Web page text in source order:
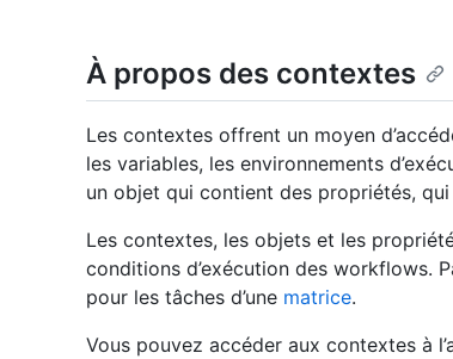
À propos des contextes
Les contextes offrent un moyen
les variables, les environnements
un objet qui contient des propriétés,
Les contextes, les objets et les
conditions d’exécution des workflows.
pour les tâches d’une matrice.
Vous pouvez accéder aux contextes à